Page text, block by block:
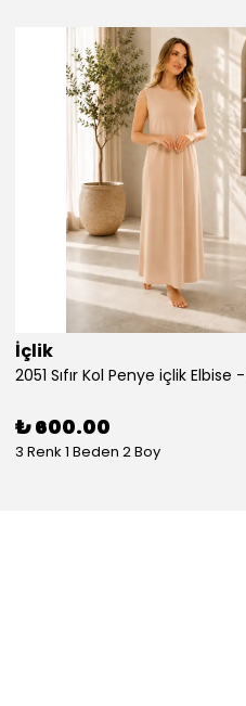
İçlik
2051 Sıfır Kol Penye içlik Elbise
₺ 600.00
3 Renk 1 Beden 2 Boy